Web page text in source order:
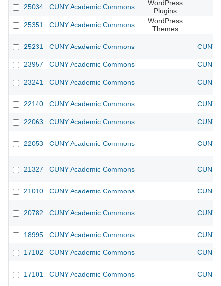
25034
CUNY Academic Commons
WordPress
Plugins
25351
CUNY Academic Commons
WordPress
Themes
25231 CUNY Academic Commons CUNY
23957 CUNY Academic Commons CUNY
23241 CUNY Academic Commons CUNY
22140 CUNY Academic Commons CUNY
22063 CUNY Academic Commons CUNY
22053 CUNY Academic Commons CUNY
21327 CUNY Academic Commons CUNY
21010 CUNY Academic Commons CUNY
20782 CUNY Academic Commons CUNY
18995 CUNY Academic Commons CUNY
17102 CUNY Academic Commons CUNY
17101 CUNY Academic Commons CUNY